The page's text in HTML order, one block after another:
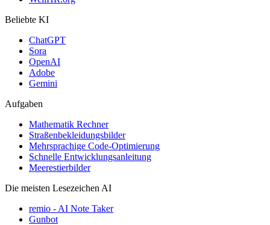
Beliebte KI
ChatGPT
Sora
OpenAI
Adobe
Gemini
Aufgaben
Mathematik Rechner
Straßenbekleidungsbilder
Mehrsprachige Code-Optimierung
Schnelle Entwicklungsanleitung
Meerestierbilder
Die meisten Lesezeichen AI
remio - AI Note Taker
Gunbot